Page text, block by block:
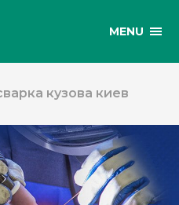
MENU
кузова киев